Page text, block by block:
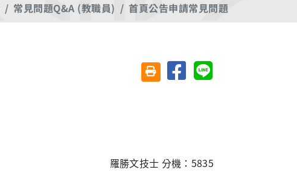
常見問題Q&A (教職員) 首頁公告申請常見問題
友善列印(另開視窗)
分享至臉書分享至 Line
羅勝文技士 分機：5835